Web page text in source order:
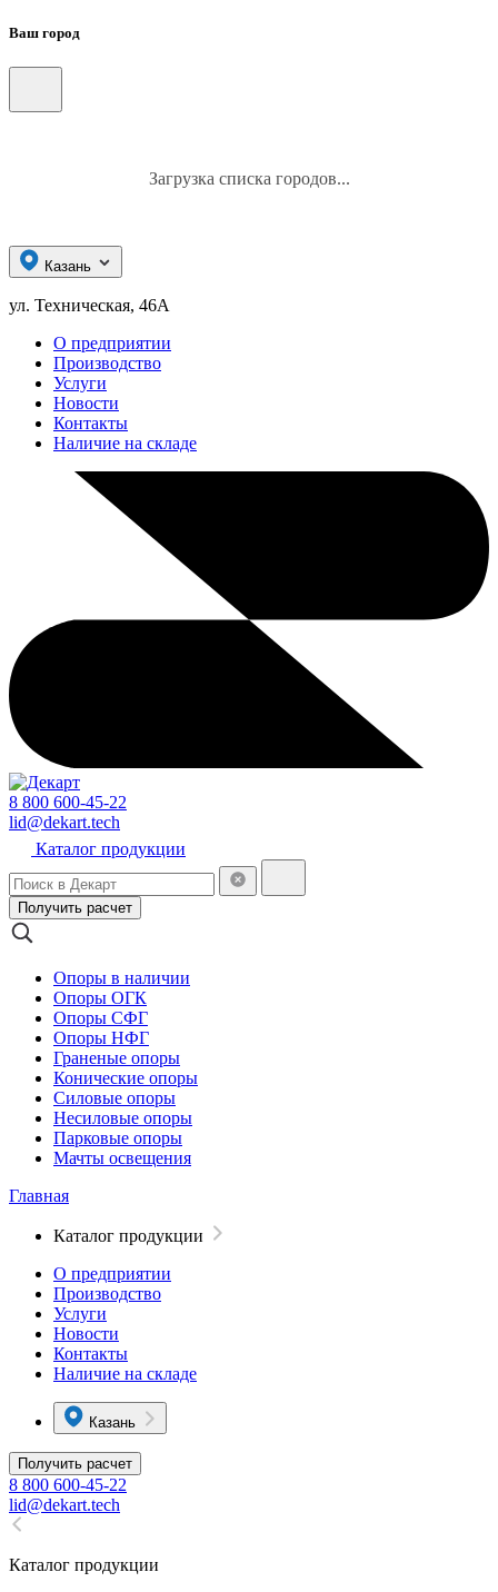
Ваш город
Загрузка списка городов...
Казань
ул. Техническая, 46А
О предприятии
Производство
Услуги
Новости
Контакты
Наличие на складе
8 800 600-45-22
lid@dekart.tech
Каталог продукции
Получить расчет
Опоры в наличии
Опоры ОГК
Опоры СФГ
Опоры НФГ
Граненые опоры
Конические опоры
Силовые опоры
Несиловые опоры
Парковые опоры
Мачты освещения
Главная
Каталог продукции
О предприятии
Производство
Услуги
Новости
Контакты
Наличие на складе
Казань
Получить расчет
8 800 600-45-22
lid@dekart.tech
Каталог продукции